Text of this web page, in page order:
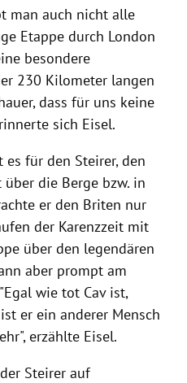
man auch nicht alle
Etappe durch London
besondere
230 Kilometer langen
dass für uns keine
sich Eisel.
für den Steirer, den
über die Berge bzw. in
er den Briten nur
der Karenzzeit mit
über den legendären
aber prompt am
wie tot Cav ist,
er ein anderer Mensch
erzählte Eisel.
Steirer auf